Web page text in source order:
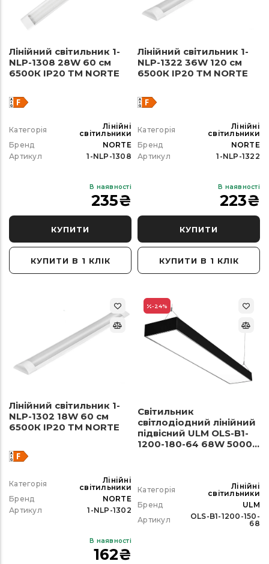
Лінійний світильник 1-
NLP-1308 28W 60 см
6500К ІР20 ТМ NORTE
Категорія
Лінійні
світильники
Бренд
NORTE
Артикул
1-NLP-1308
В наявності
235₴
КУПИТИ
КУПИТИ В 1 КЛІК
Лінійний світильник 1-
NLP-1322 36W 120 см
6500К ІР20 ТМ NORTE
Категорія
Лінійні
світильники
Бренд
NORTE
Артикул
1-NLP-1322
В наявності
223₴
КУПИТИ
КУПИТИ В 1 КЛІК
Лінійний світильник 1-
NLP-1302 18W 60 см
6500К ІР20 ТМ NORTE
Категорія
Лінійні
світильники
Бренд
NORTE
Артикул
1-NLP-1302
В наявності
162₴
-24%
Світильник
світлодіодний лінійний
підвісний ULM OLS-B1-
1200-180-64 68W 5000K
Категорія
Лінійні
світильники
Бренд
ULM
Артикул
OLS-B1-1200-150-
68